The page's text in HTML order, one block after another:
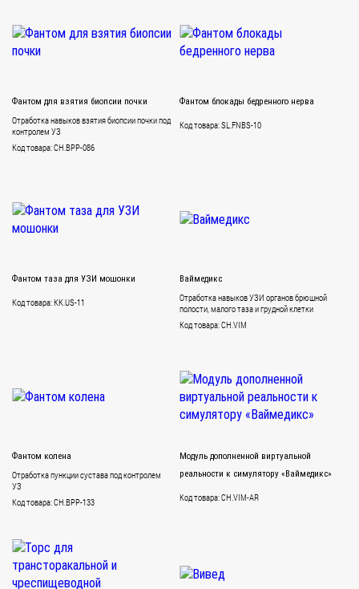
Фантом для взятия биопсии почки
Отработка навыков взятия биопсии почки под
контролем УЗ
Код товара: CH.BPP-086
Фантом блокады бедренного нерва
Код товара: SL.FNBS-10
Фантом таза для УЗИ мошонки
Код товара: KK.US-11
Ваймедикс
Отработка навыков УЗИ органов брюшной
полости, малого таза и грудной клетки
Код товара: CH.VIM
Фантом колена
Отработка пункции сустава под контролем
УЗ
Код товара: CH.BPP-133
Модуль дополненной виртуальной
реальности к симулятору «Ваймедикс»
Код товара: CH.VIM-AR